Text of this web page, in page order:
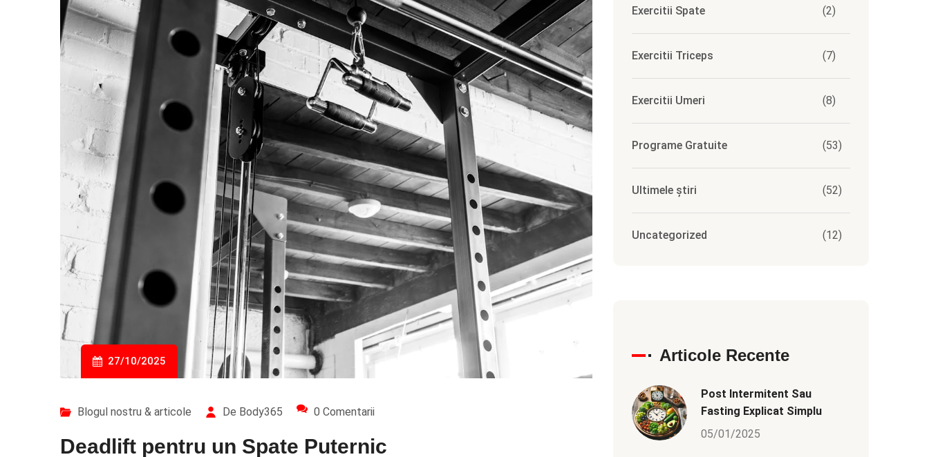
27/10/2025
Blogul nostru & articole De Body365 0 Comentarii
Deadlift pentru un Spate Puternic
Exercitii Spate (2)
Exercitii Triceps (7)
Exercitii Umeri (8)
Programe Gratuite (53)
Ultimele știri (52)
Uncategorized (12)
Articole Recente
Post Intermitent Sau
Fasting Explicat Simplu
05/01/2025